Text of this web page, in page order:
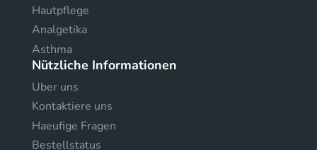
Hautpflege
Analgetika
Asthma
Nützliche Informationen
Uber uns
Kontaktiere uns
Haeufige Fragen
Bestellstatus